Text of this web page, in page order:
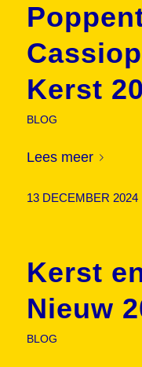
Kerst
BLOG
Lees meer
13 DECEMBER 2024
Kerst
Nieuw
BLOG